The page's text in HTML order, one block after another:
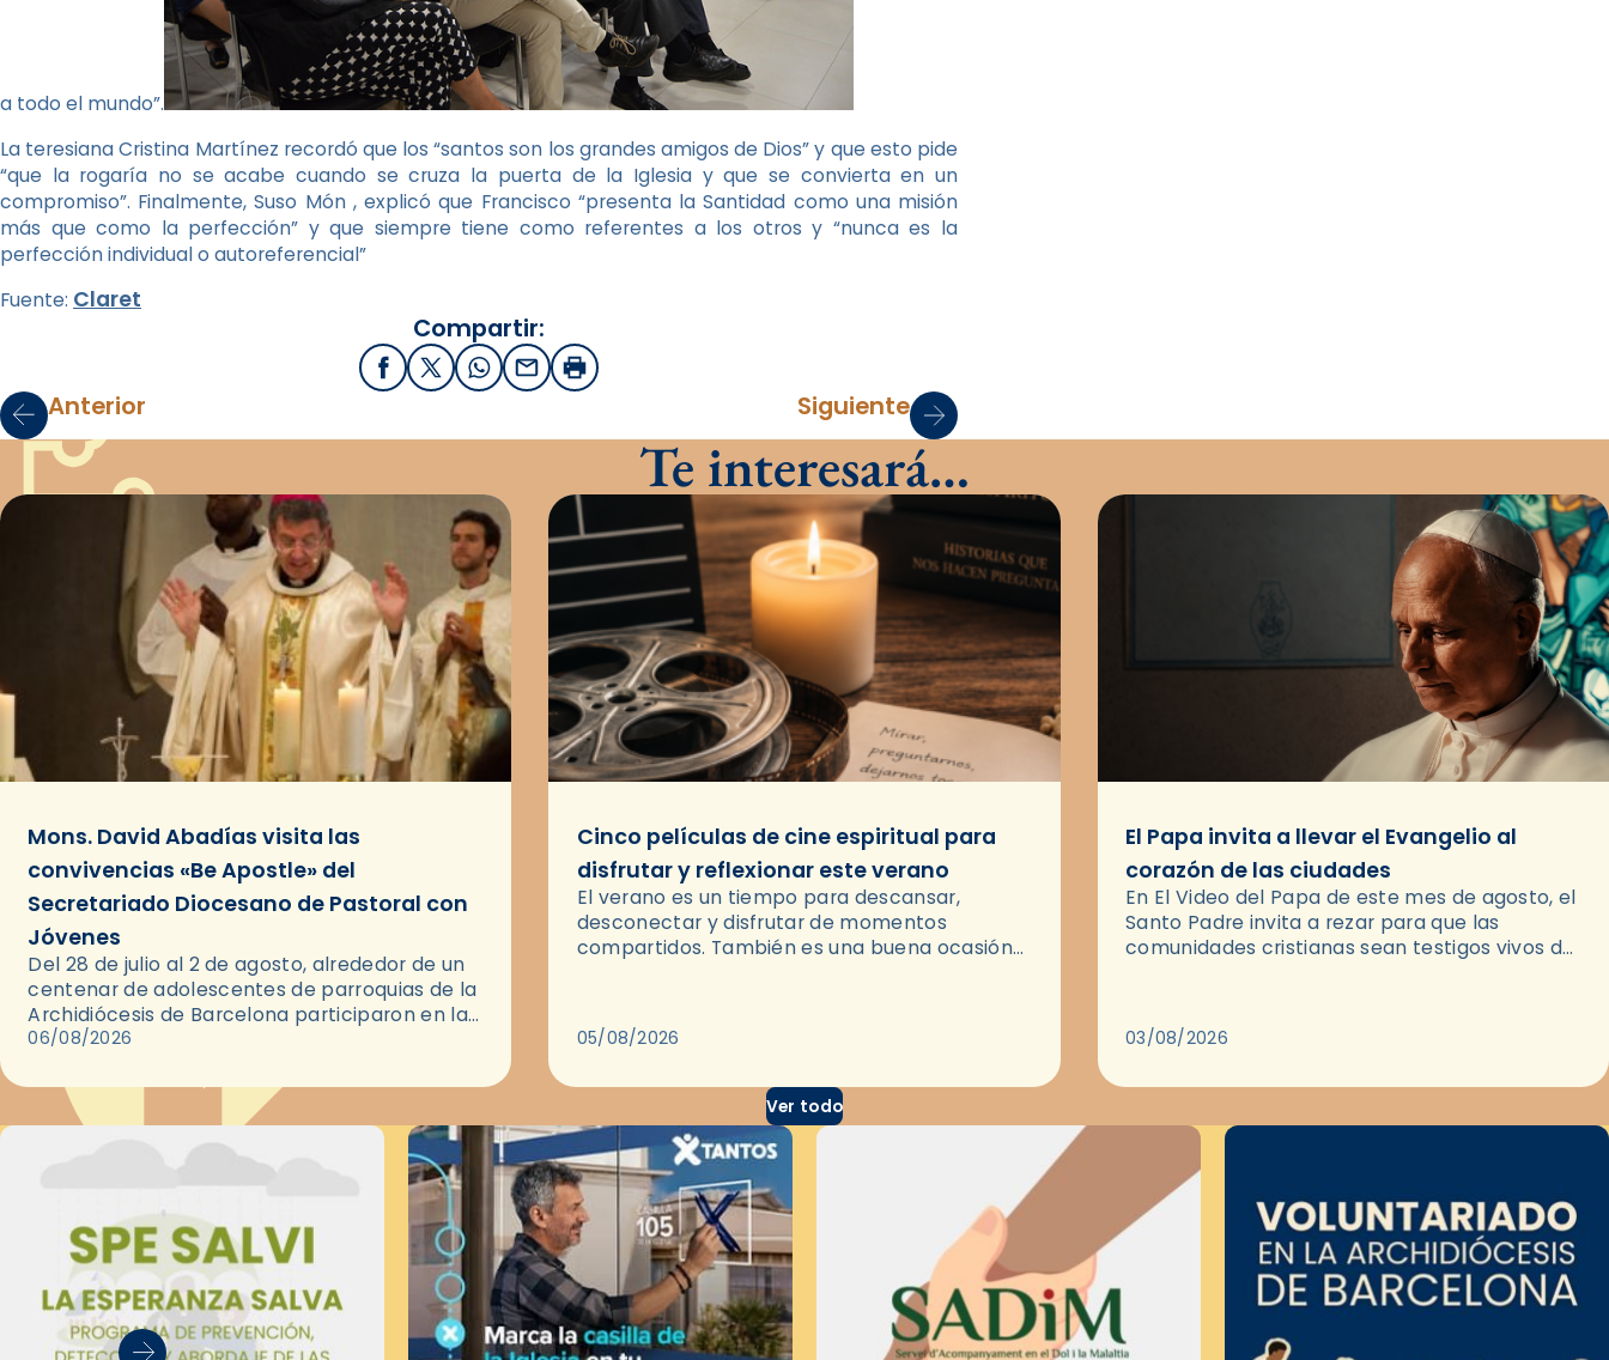
a todo el mundo”.
La teresiana Cristina Martínez recordó que los “santos son los grandes amigos de Dios” y que esto pide
“que la rogaría no se acabe cuando se cruza la puerta de la Iglesia y que se convierta en un
compromiso”. Finalmente, Suso Món , explicó que Francisco “presenta la Santidad como una misión
más que como la perfección” y que siempre tiene como referentes a los otros y “nunca es la
perfección individual o autoreferencial”
Fuente: Claret
Compartir:
FacebookX / Twitter
WhatsApp
EmailImprimir
Anterior Siguiente
Te interesará…
Mons. David Abadías visita las
convivencias «Be Apostle» del
Secretariado Diocesano de Pastoral con
Jóvenes
Del 28 de julio al 2 de agosto, alrededor de un
centenar de adolescentes de parroquias de la
Archidiócesis de Barcelona participaron en las
convivencias Be Apostle, organizadas por el
06/08/2026
Cinco películas de cine espiritual para
disfrutar y reflexionar este verano
El verano es un tiempo para descansar,
desconectar y disfrutar de momentos
compartidos. También es una buena ocasión
05/08/2026
El Papa invita a llevar el Evangelio al
corazón de las ciudades
En El Video del Papa de este mes de agosto, el
Santo Padre invita a rezar para que las
comunidades cristianas sean testigos vivos del
03/08/2026
Ver todo